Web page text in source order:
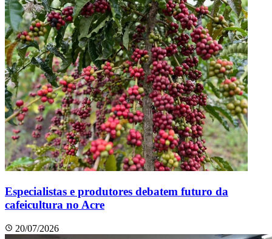
Especialistas e produtores debatem futuro da
cafeicultura no Acre
20/07/2026